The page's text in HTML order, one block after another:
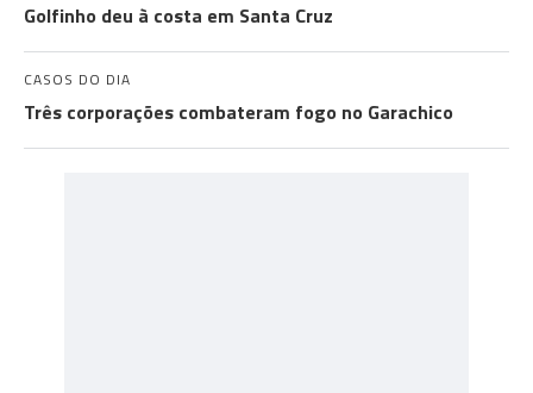
Golfinho deu à costa em Santa Cruz
CASOS DO DIA
Três corporações combateram fogo no Garachico